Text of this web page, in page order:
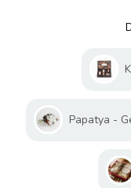
Papatya -